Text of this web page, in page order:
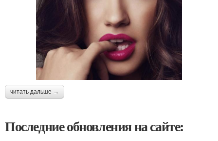
читать дальше →
Последние обновления на сайте: